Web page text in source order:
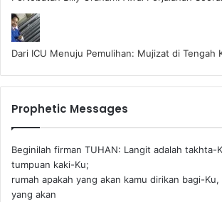
Dari ICU Menuju Pemulihan: Mujizat di Tengah
Prophetic Messages
Beginilah firman TUHAN: Langit adalah takhta-
tumpuan kaki-Ku;
rumah apakah yang akan kamu dirikan bagi-
yang akan